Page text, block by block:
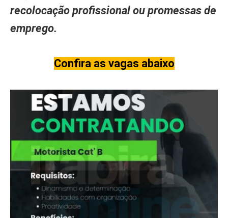
recolocação profissional ou promessas de
emprego.
Confira as vagas abaixo